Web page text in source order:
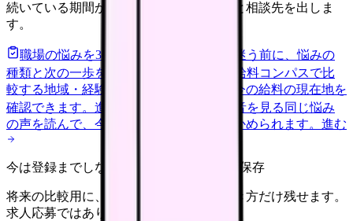
続いている期間から、次に見るべき記事と相談先を出しま
す。
職場の悩みを30秒で診断
辞めるべきか迷う前に、悩みの
種類と次の一歩を整理します。
給料コンパスで比
較する地域・経験年数・施設形態から、今の給料の現在地を
確認できます。 進む 匿名掲示板で本音を見る 同じ悩み
の声を読んで、今の職場だけの問題か確かめられます。 進む
今は登録までしない人向け: 希望条件だけ保存
将来の比較用に、転職時期と気になる働き方だけ残せます。
求人応募ではありません。